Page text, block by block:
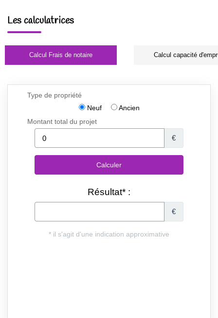
Les calculatrices
Calcul Frais de notaire Calcul capacité